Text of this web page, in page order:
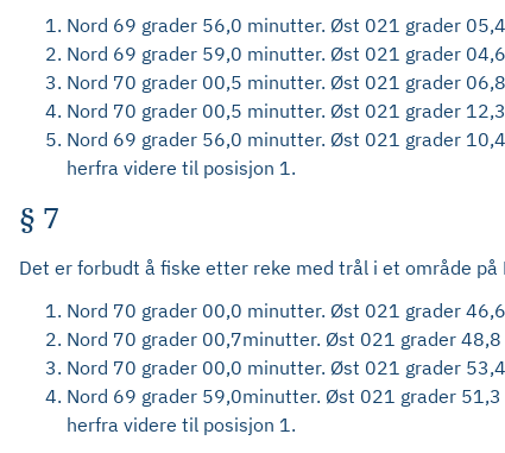
Nord 69 grader 56,0 minutter. Øst 021 grader
Nord 69 grader 59,0 minutter. Øst 021 grader
Nord 70 grader 00,5 minutter. Øst 021 grader
Nord 70 grader 00,5 minutter. Øst 021 grader
Nord 69 grader 56,0 minutter. Øst 021 grader
herfra videre til posisjon 1.
§ 7
Det er forbudt å fiske etter reke med trål i et område
Nord 70 grader 00,0 minutter. Øst 021 grader
Nord 70 grader 00,7minutter. Øst 021 grader
Nord 70 grader 00,0 minutter. Øst 021 grader
Nord 69 grader 59,0minutter. Øst 021 grader
herfra videre til posisjon 1.